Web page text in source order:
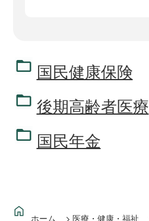
国民健康保険
後期高齢者医療
国民年金
ホーム 医療・健康・福祉